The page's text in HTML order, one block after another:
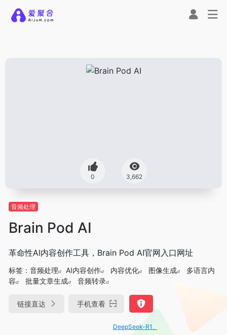
0 3,662
音频处理
Brain Pod AI
革命性AI内容创作工具，Brain Pod AI官网入口网址
标签： 音频处理 AI内容创作 内容优化 图像生成
多语言内
容
批量文章生成 音频转录
链接直达 手机查看
DeepSeek-R1、V3满血版免费用！- 字节Trae